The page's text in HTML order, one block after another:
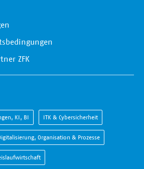
ZFK
KI, BI ITK & Cybersicherheit
Organisation & Prozesse